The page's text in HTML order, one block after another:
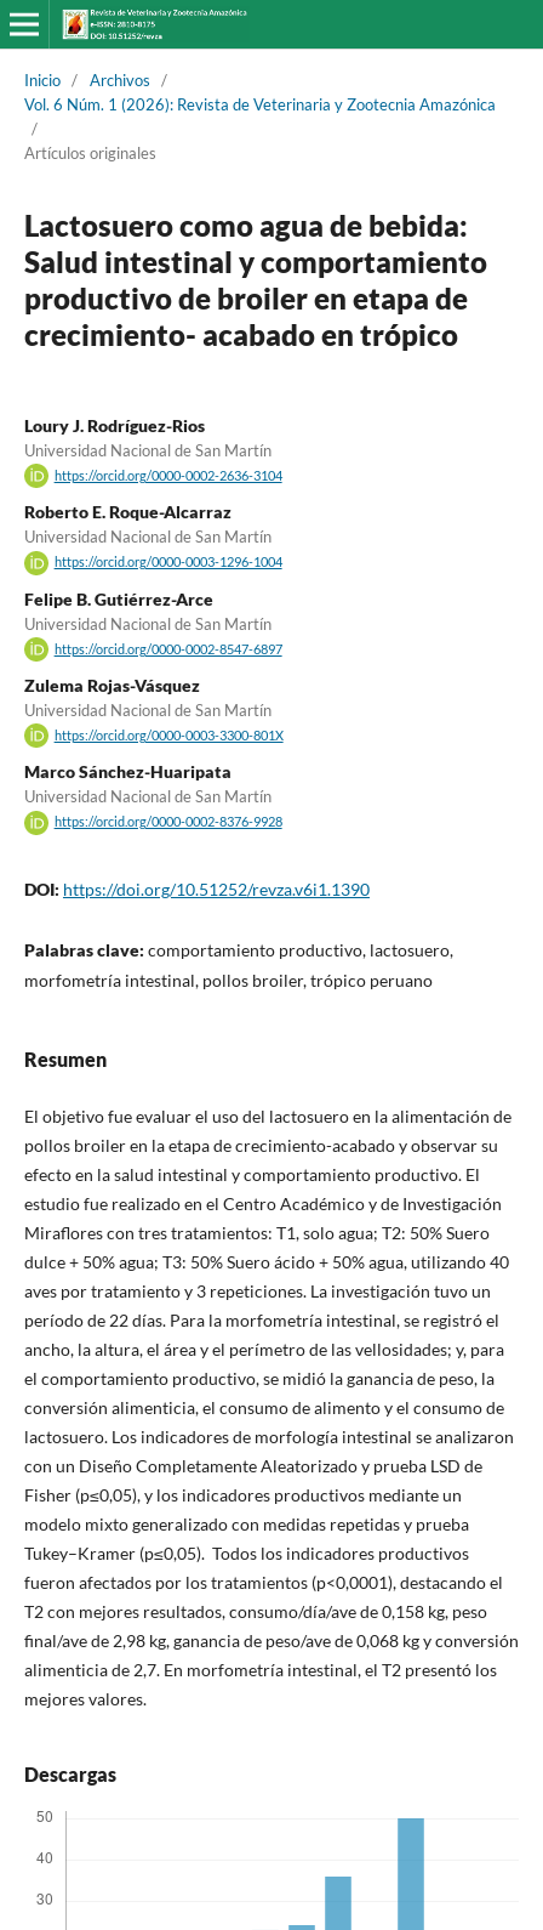
Inicio / Archivos
/
Vol. 6 Núm. 1 (2026): Revista de Veterinaria y Zootecnia Amazónica
/
Artículos originales
Lactosuero como agua de bebida:
Salud intestinal y comportamiento
productivo de broiler en etapa de
crecimiento- acabado en trópico
Loury J. Rodríguez-Rios
Universidad Nacional de San Martín
https://orcid.org/0000-0002-2636-3104
Roberto E. Roque-Alcarraz
Universidad Nacional de San Martín
https://orcid.org/0000-0003-1296-1004
Felipe B. Gutiérrez-Arce
Universidad Nacional de San Martín
https://orcid.org/0000-0002-8547-6897
Zulema Rojas-Vásquez
Universidad Nacional de San Martín
https://orcid.org/0000-0003-3300-801X
Marco Sánchez-Huaripata
Universidad Nacional de San Martín
https://orcid.org/0000-0002-8376-9928
DOI: https://doi.org/10.51252/revza.v6i1.1390
Palabras clave: comportamiento productivo, lactosuero,
morfometría intestinal, pollos broiler, trópico peruano
Resumen
El objetivo fue evaluar el uso del lactosuero en la alimentación de
pollos broiler en la etapa de crecimiento-acabado y observar su
efecto en la salud intestinal y comportamiento productivo. El
estudio fue realizado en el Centro Académico y de Investigación
Miraflores con tres tratamientos: T1, solo agua; T2: 50% Suero
dulce + 50% agua; T3: 50% Suero ácido + 50% agua, utilizando 40
aves por tratamiento y 3 repeticiones. La investigación tuvo un
período de 22 días. Para la morfometría intestinal, se registró el
ancho, la altura, el área y el perímetro de las vellosidades; y, para
el comportamiento productivo, se midió la ganancia de peso, la
conversión alimenticia, el consumo de alimento y el consumo de
lactosuero. Los indicadores de morfología intestinal se analizaron
con un Diseño Completamente Aleatorizado y prueba LSD de
Fisher (p≤0,05), y los indicadores productivos mediante un
modelo mixto generalizado con medidas repetidas y prueba
Tukey–Kramer (p≤0,05). Todos los indicadores productivos
fueron afectados por los tratamientos (p<0,0001), destacando el
T2 con mejores resultados, consumo/día/ave de 0,158 kg, peso
final/ave de 2,98 kg, ganancia de peso/ave de 0,068 kg y conversión
alimenticia de 2,7. En morfometría intestinal, el T2 presentó los
mejores valores.
Descargas